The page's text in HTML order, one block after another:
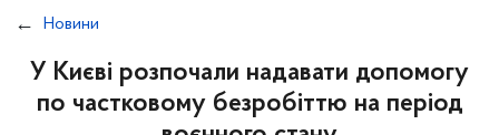
Новини
У Києві розпочали надавати допомогу
по частковому безробіттю на період